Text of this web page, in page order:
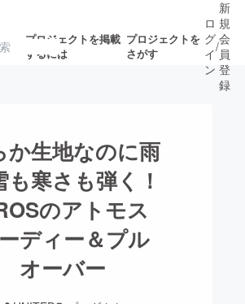
プロジェクトを掲載
するには
プロジェクトを
さがす
注目の新着プロ
ェクト
募集終了が近いプ
ロジェクト
写真
ジー・ガジェット
ロ
グ
イ
ン
/
新
規
会
員
登
録
か生地なのに雨
も寒さも弾く！
のアトモス
ディー＆プル
オーバー